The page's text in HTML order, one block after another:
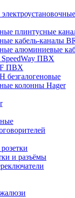
плинтусные
кабель-каналы
алюминиевые
SpeedWay ПВХ
ПВХ
безгалогеновые
колонны Hager
и разъёмы